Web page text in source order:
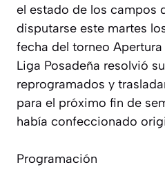
el estado de los campos
disputarse este martes
fecha del torneo Apertura
Liga Posadeña resolvió
reprogramados y
para el próximo fin de
había confeccionado
Programación